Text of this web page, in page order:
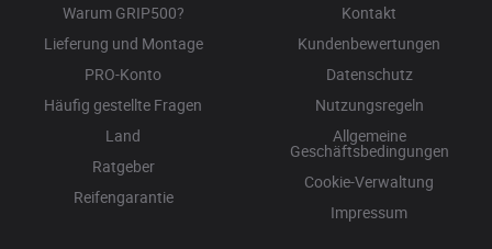
Warum GRIP500?
Lieferung und Montage
PRO-Konto
Häufig gestellte Fragen
Land
Ratgeber
Reifengarantie
Kontakt
Kundenbewertungen
Datenschutz
Nutzungsregeln
Allgemeine
Geschäftsbedingungen
Cookie-Verwaltung
Impressum